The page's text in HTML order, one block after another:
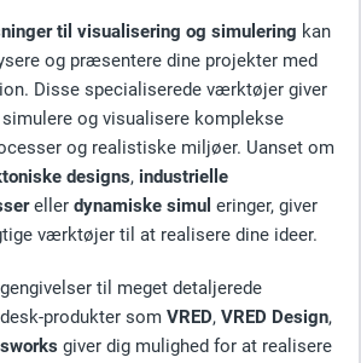
til visualisering og simulering kan
og præsentere dine projekter med
Disse specialiserede værktøjer giver
og visualisere komplekse
og realistiske miljøer. Uanset om
designs, industrielle
eller dynamiske simul eringer, giver
værktøjer til at realisere dine ideer.
til meget detaljerede
produkter som VRED, VRED Design,
giver dig mulighed for at realisere